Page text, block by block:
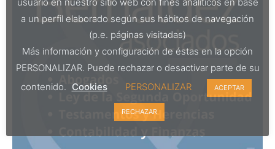
a un perfil elaborado según sus hábitos de navegación
(p.e. páginas visitadas)
Más información y configuración de éstas en la opción
PERSONALIZAR. Puede rechazar o desactivar parte de su
contenido. Cookies PERSONALIZAR ACEPTAR
RECHAZAR